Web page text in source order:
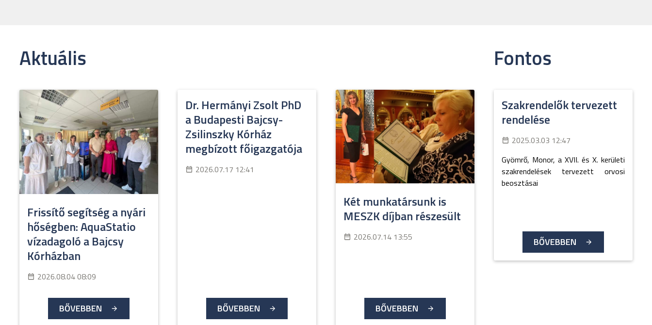
Aktuális
Frissítő segítség a nyári
hőségben: AquaStatio
vízadagoló a Bajcsy
Kórházban
2026.08.04 08:09
BŐVEBBEN
Dr. Hermányi Zsolt PhD
a Budapesti Bajcsy-
Zsilinszky Kórház
megbízott főigazgatója
2026.07.17 12:41
BŐVEBBEN
Két munkatársunk is
MESZK díjban részesült
2026.07.14 13:55
BŐVEBBEN
Fontos
Szakrendelők tervezett
rendelése
2025.03.03 12:47
Gyömrő, Monor, a XVII. és X. kerületi
szakrendelések tervezett orvosi
beosztásai
BŐVEBBEN